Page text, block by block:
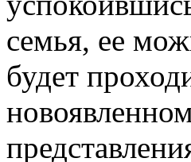
семья, ее
будет